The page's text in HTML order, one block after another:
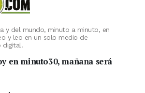
y del mundo, minuto a minuto, en
y leo en un solo medio de
digital.
en minuto30, mañana será